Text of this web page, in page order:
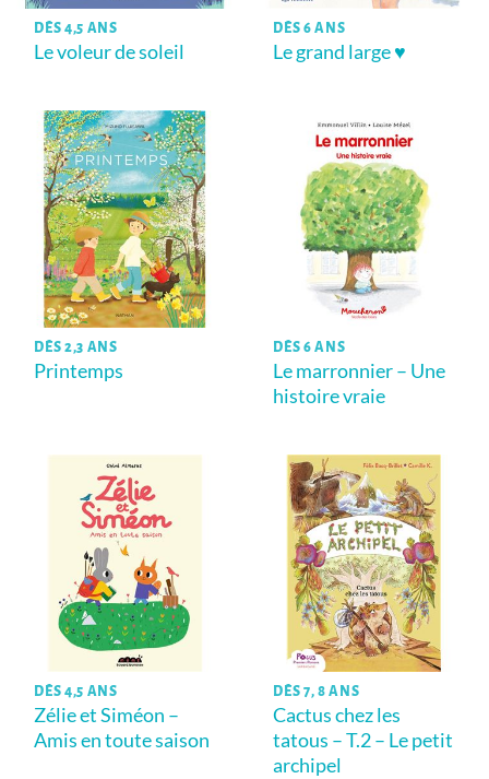
DÈS 4,5 ANS
Le voleur de soleil
DÈS 6 ANS
Le grand large ♥
DÈS 2,3 ANS
Printemps
DÈS 6 ANS
Le marronnier – Une
histoire vraie
DÈS 4,5 ANS
Zélie et Siméon –
Amis en toute saison
DÈS 7, 8 ANS
Cactus chez les
tatous – T.2 – Le petit
archipel